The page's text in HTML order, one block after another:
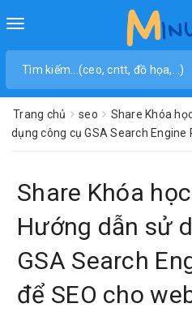
Toggle
Trang chủ seo
Share Khóa
dụng công cụ GSA Search Engine
Share Khóa
Hướng dẫn sử
GSA Search
để SEO cho